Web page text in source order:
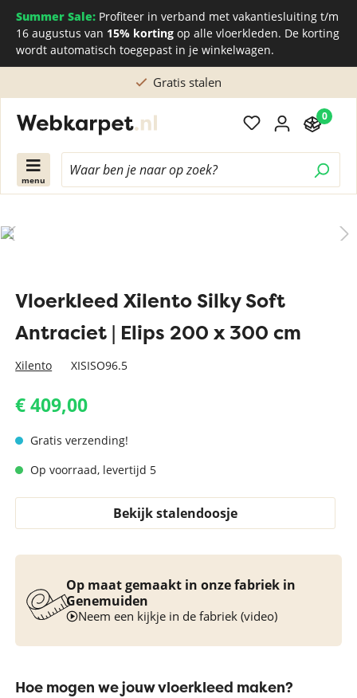
Summer Sale: Profiteer in verband met vakantiesluiting t/m
16 augustus van 15% korting op alle vloerkleden. De korting
wordt automatisch toegepast in je winkelwagen.
Gratis stalen
menu
0
Vloerkleed Xilento Silky Soft
Antraciet | Elips 200 x 300 cm
Xilento XISISO96.5
€ 409,00
Gratis verzending!
Op voorraad, levertijd 5
Bekijk stalendoosje
Op maat gemaakt in onze fabriek in
Genemuiden
Neem een kijkje in de fabriek (video)
Hoe mogen we jouw vloerkleed maken?